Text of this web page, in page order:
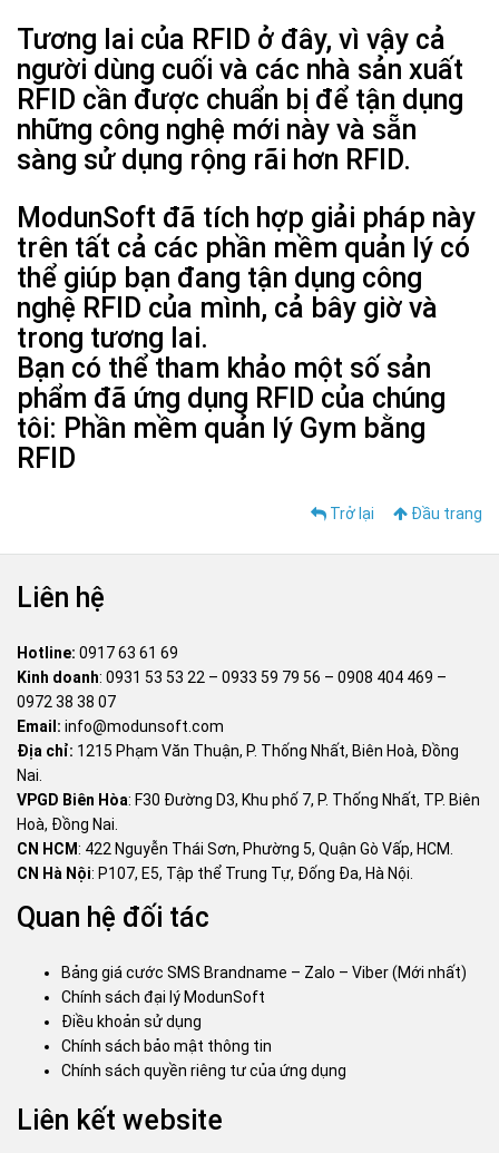
Tương lai của RFID ở đây, vì vậy cả
người dùng cuối và các nhà sản xuất
RFID cần được chuẩn bị để tận dụng
những công nghệ mới này và sẵn
sàng sử dụng rộng rãi hơn RFID.
ModunSoft đã tích hợp giải pháp này
trên tất cả các phần mềm quản lý có
thể giúp bạn đang tận dụng công
nghệ RFID của mình, cả bây giờ và
trong tương lai.
Bạn có thể tham khảo một số sản
phẩm đã ứng dụng RFID của chúng
tôi: Phần mềm quản lý Gym bằng
RFID
Trở lại Đầu trang
Liên hệ
Hotline: 0917 63 61 69
Kinh doanh: 0931 53 53 22 – 0933 59 79 56 – 0908 404 469 –
0972 38 38 07
Email: info@modunsoft.com
Địa chỉ: 1215 Phạm Văn Thuận, P. Thống Nhất, Biên Hoà, Đồng
Nai.
VPGD Biên Hòa: F30 Đường D3, Khu phố 7, P. Thống Nhất, TP. Biên
Hoà, Đồng Nai.
CN HCM: 422 Nguyễn Thái Sơn, Phường 5, Quận Gò Vấp, HCM.
CN Hà Nội: P107, E5, Tập thể Trung Tự, Đống Đa, Hà Nội.
Quan hệ đối tác
Bảng giá cước SMS Brandname – Zalo – Viber (Mới nhất)
Chính sách đại lý ModunSoft
Điều khoản sử dụng
Chính sách bảo mật thông tin
Chính sách quyền riêng tư của ứng dụng
Liên kết website